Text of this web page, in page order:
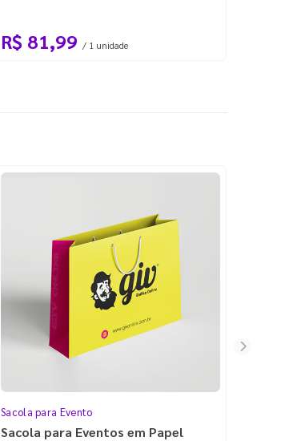
R$ 81,99 / 1 unidade
Sacola para Evento
Sacola para Eventos em Papel